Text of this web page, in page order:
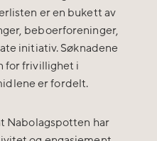
er en bukett av
beboerforeninger,
initiativ. Søknadene
for frivillighet i
er fordelt.
Nabolagspotten har